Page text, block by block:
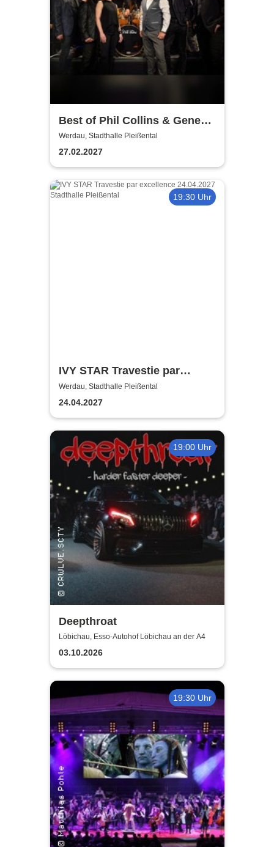
Best of Phil Collins & Genesis
Live! - Die Tribute Show der
Extraklasse
Werdau, Stadthalle Pleißental
27.02.2027
19:30 Uhr
IVY STAR Travestie par
Excellence
Werdau, Stadthalle Pleißental
24.04.2027
19:00 Uhr
Deepthroat
Löbichau, Esso-Autohof Löbichau an der A4
03.10.2026
19:30 Uhr